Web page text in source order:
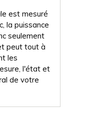
est mesuré
la puissance
seulement
peut tout à
les
l'état et
de votre